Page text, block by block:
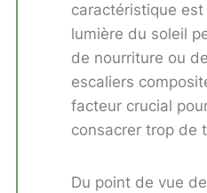
caractéristique
lumière du soleil
de nourriture ou
escaliers
facteur crucial
consacrer trop de
Du point de vue